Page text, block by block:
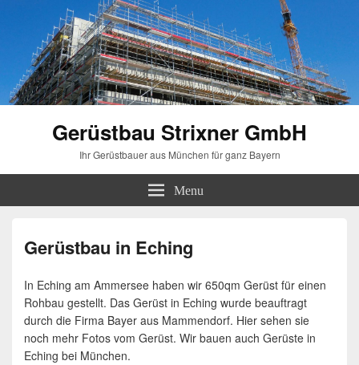
Gerüstbau Strixner GmbH
Ihr Gerüstbauer aus München für ganz Bayern
Menu
Gerüstbau in Eching
In Eching am Ammersee haben wir 650qm Gerüst für einen
Rohbau gestellt. Das Gerüst in Eching wurde beauftragt
durch die Firma Bayer aus Mammendorf. Hier sehen sie
noch mehr Fotos vom Gerüst. Wir bauen auch Gerüste in
Eching bei München.